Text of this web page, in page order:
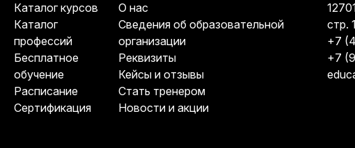
Каталог курсов
Каталог
профессий
Бесплатное
обучение
Расписание
Сертификация
О нас
Сведения об образовательной
организации
Реквизиты
Кейсы и отзывы
Стать тренером
Новости и акции
стр. 1
+7
+7